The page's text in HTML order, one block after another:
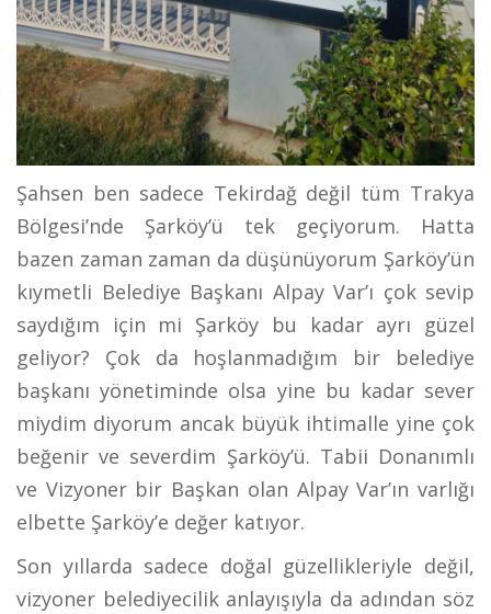
Şahsen ben sadece Tekirdağ değil tüm Trakya
Bölgesi’nde Şarköy’ü tek geçiyorum. Hatta
bazen zaman zaman da düşünüyorum Şarköy’ün
kıymetli Belediye Başkanı Alpay Var’ı çok sevip
saydığım için mi Şarköy bu kadar ayrı güzel
geliyor? Çok da hoşlanmadığım bir belediye
başkanı yönetiminde olsa yine bu kadar sever
miydim diyorum ancak büyük ihtimalle yine çok
beğenir ve severdim Şarköy’ü. Tabii Donanımlı
ve Vizyoner bir Başkan olan Alpay Var’ın varlığı
elbette Şarköy’e değer katıyor.
Son yıllarda sadece doğal güzellikleriyle değil,
vizyoner belediyecilik anlayışıyla da adından söz